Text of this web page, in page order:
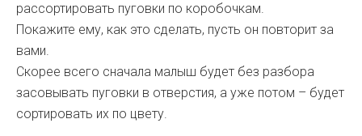
рассортировать пуговки по коробочкам.
Покажите ему, как это сделать, пусть он повторит за
вами.
Скорее всего сначала малыш будет без разбора
засовывать пуговки в отверстия, а уже потом – будет
сортировать их по цвету.